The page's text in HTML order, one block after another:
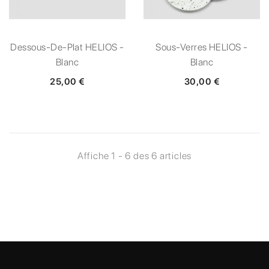
Dessous-De-Plat HELIOS -
Blanc
25,00 €
Sous-Verres HELIOS -
Blanc
30,00 €
Affiche 1 - 6 des 6 articles